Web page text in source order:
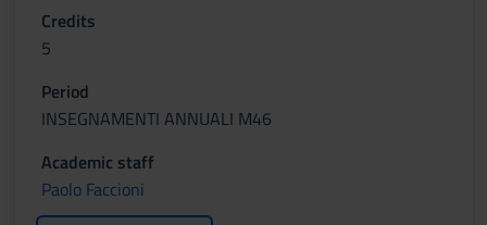
Credits
5
Period
INSEGNAMENTI ANNUALI M46
Academic staff
Paolo Faccioni